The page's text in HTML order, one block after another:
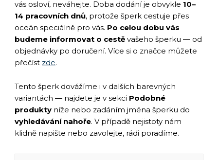
vás osloví, neváhejte. Doba dodání je obvykle 10–
14 pracovních dnů, protože šperk cestuje přes
oceán speciálně pro vás. Po celou dobu vás
budeme informovat o cestě vašeho šperku — od
objednávky po doručení. Více si o značce můžete
přečíst zde.
Tento šperk dovážíme i v dalších barevných
variantách — najdete je v sekci Podobné
produkty níže nebo zadáním jména šperku do
vyhledávání nahoře. V případě nejistoty nám
klidně napište nebo zavolejte, rádi poradíme.